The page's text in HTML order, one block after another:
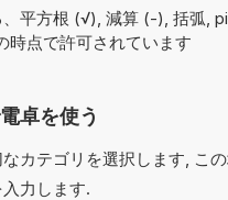
平方根 (√), 減算 (-), 括弧,
時点で許可されています
卓を使う
カテゴリを選択します, こ
力します.